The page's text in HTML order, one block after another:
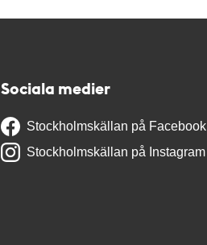
Sociala medier
Stockholmskällan på Facebook
Stockholmskällan på Instagram